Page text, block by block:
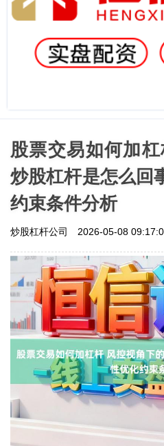
股票交易如何加
炒股杠杆是怎么回
约束条件分析
炒股杠杆公司 2026-05-08